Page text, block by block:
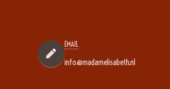
EMAIL
info@madamelisabeth.nl